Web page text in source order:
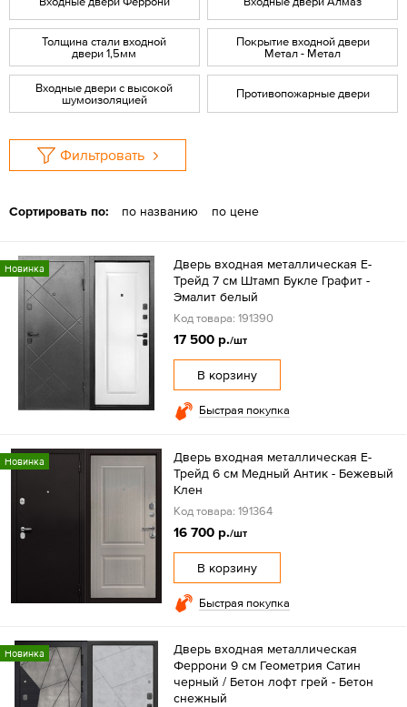
Толщина стали входной
двери 1,5мм
Покрытие входной двери
Метал - Метал
Входные двери с высокой
шумоизоляцией
Противопожарные двери
Фильтровать
Сортировать по: по названию по цене
Новинка
Дверь входная металлическая Е-
Трейд 7 см Штамп Букле Графит -
Эмалит белый
Код товара: 191390
17 500 р./шт
В корзину
Быстрая покупка
Новинка
Дверь входная металлическая Е-
Трейд 6 см Медный Антик - Бежевый
Клен
Код товара: 191364
16 700 р./шт
В корзину
Быстрая покупка
Новинка
Дверь входная металлическая
Феррони 9 см Геометрия Сатин
черный / Бетон лофт грей - Бетон
снежный